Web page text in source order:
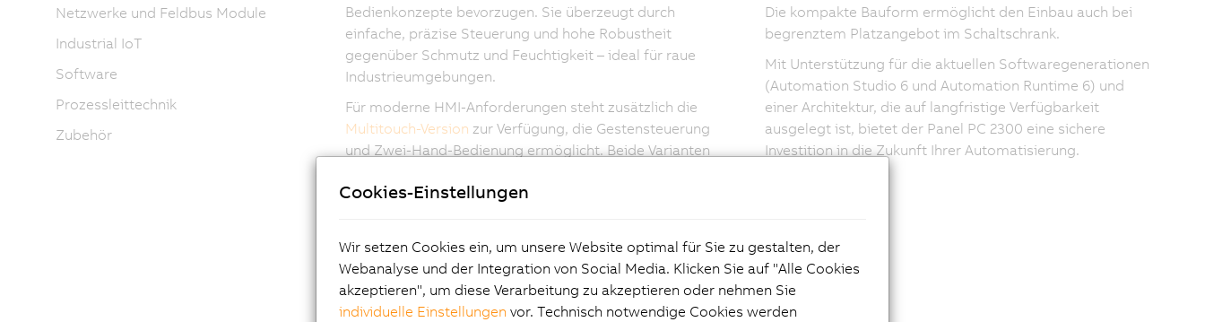
Bedienkonzepte bevorzugen. Sie überzeugt durch
einfache, präzise Steuerung und hohe Robustheit
gegenüber Schmutz und Feuchtigkeit – ideal für raue
Industrieumgebungen.
Für moderne HMI-Anforderungen steht zusätzlich die
Multitouch-Version zur Verfügung, die Gestensteuerung
und Zwei-Hand-Bedienung ermöglicht. Beide Varianten
Tragarm oder in hygienekritischen Bereichen.
Die kompakte Bauform ermöglicht den Einbau auch bei
begrenztem Platzangebot im Schaltschrank.
Mit Unterstützung für die aktuellen Softwaregenerationen
(Automation Studio 6 und Automation Runtime 6) und
einer Architektur, die auf langfristige Verfügbarkeit
ausgelegt ist, bietet der Panel PC 2300 eine sichere
Investition in die Zukunft Ihrer Automatisierung.
Netzwerke und Feldbus Module
Industrial IoT
Software
Prozessleittechnik
Zubehör
Cookies-Einstellungen
Wir setzen Cookies ein, um unsere Website optimal für Sie zu gestalten, der
Webanalyse und der Integration von Social Media. Klicken Sie auf "Alle Cookies
akzeptieren", um diese Verarbeitung zu akzeptieren oder nehmen Sie
individuelle Einstellungen vor. Technisch notwendige Cookies werden